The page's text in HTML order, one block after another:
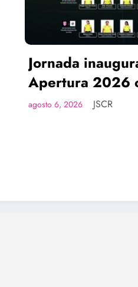
Jornada inaugural
Apertura 2026
con cuartetas
agosto 6, 2026 JSCR